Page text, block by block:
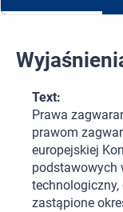
Text:
Prawa
prawom
europejskiej
podstawowych
technologiczny,
zastąpione